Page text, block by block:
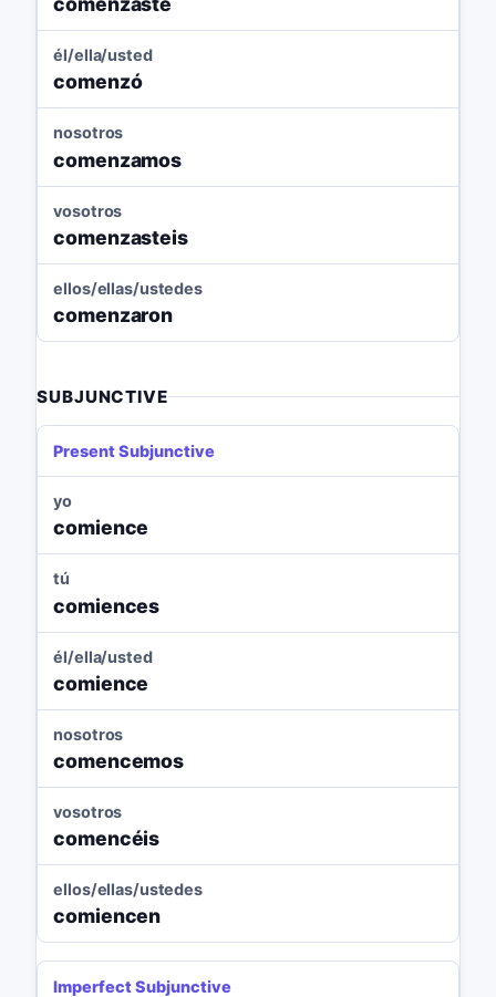
él/ella/usted
comenzó
nosotros
comenzamos
vosotros
comenzasteis
ellos/ellas/ustedes
comenzaron
SUBJUNCTIVE
Present Subjunctive
yo
comience
tú
comiences
él/ella/usted
comience
nosotros
comencemos
vosotros
comencéis
ellos/ellas/ustedes
comiencen
Imperfect Subjunctive